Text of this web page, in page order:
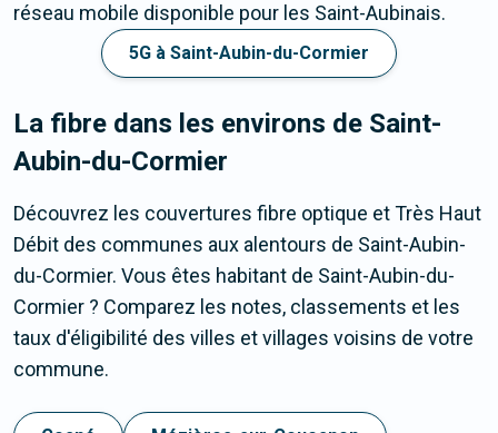
réseau mobile disponible pour les Saint-Aubinais.
5G à Saint-Aubin-du-Cormier
La fibre dans les environs de Saint-
Aubin-du-Cormier
Découvrez les couvertures fibre optique et Très Haut
Débit des communes aux alentours de Saint-Aubin-
du-Cormier. Vous êtes habitant de Saint-Aubin-du-
Cormier ? Comparez les notes, classements et les
taux d'éligibilité des villes et villages voisins de votre
commune.